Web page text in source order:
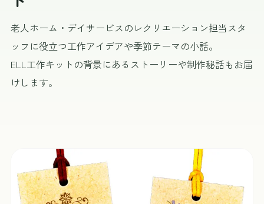
老人ホーム・デイサービスのレクリエーション担当スタ
ッフに役立つ工作アイデアや季節テーマの小話。
ELL工作キットの背景にあるストーリーや制作秘話もお届
けします。